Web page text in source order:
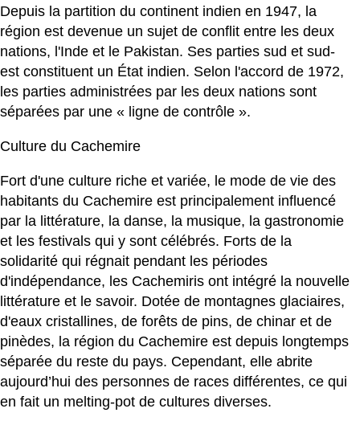
Depuis la partition du continent indien en 1947, la
région est devenue un sujet de conflit entre les deux
nations, l'Inde et le Pakistan. Ses parties sud et sud-
est constituent un État indien. Selon l'accord de 1972,
les parties administrées par les deux nations sont
séparées par une « ligne de contrôle ».
Culture du Cachemire
Fort d'une culture riche et variée, le mode de vie des
habitants du Cachemire est principalement influencé
par la littérature, la danse, la musique, la gastronomie
et les festivals qui y sont célébrés. Forts de la
solidarité qui régnait pendant les périodes
d'indépendance, les Cachemiris ont intégré la nouvelle
littérature et le savoir. Dotée de montagnes glaciaires,
d'eaux cristallines, de forêts de pins, de chinar et de
pinèdes, la région du Cachemire est depuis longtemps
séparée du reste du pays. Cependant, elle abrite
aujourd’hui des personnes de races différentes, ce qui
en fait un melting-pot de cultures diverses.